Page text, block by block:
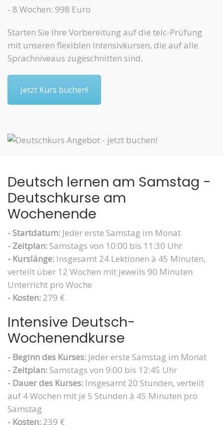
- 8 Wochen: 998 Euro
Starten Sie Ihre Vorbereitung auf die telc-Prüfung
mit unseren flexiblen Intensivkursen, die auf alle
Sprachniveaus zugeschnitten sind.
Jetzt Kurs buchen!
Deutsch lernen am Samstag -
Deutschkurse am
Wochenende
- Startdatum: Jeder erste Samstag im Monat
- Zeitplan: Samstags von 10:00 bis 11:30 Uhr
- Kurslänge: Insgesamt 24 Lektionen à 45 Minuten,
verteilt über 12 Wochen mit jeweils 90 Minuten
Unterricht pro Woche
- Kosten: 279 €
Intensive Deutsch-
Wochenendkurse
- Beginn des Kurses: Jeder erste Samstag im Monat
- Zeitplan: Samstags von 9:00 bis 12:45 Uhr
- Dauer des Kurses: Insgesamt 20 Stunden, verteilt
auf 4 Wochen mit je 5 Stunden à 45 Minuten pro
Samstag
- Kosten: 239 €